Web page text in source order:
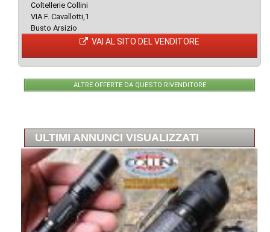
Coltellerie Collini
VIA F. Cavallotti,1
Busto Arsizio
VAI AL SITO DEL VENDITORE
ALTRE OFFERTE DA QUESTO RIVENDITORE
ULTIMI ANNUNCI VISUALIZZATI